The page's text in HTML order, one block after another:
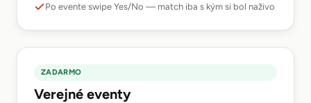
Po evente swipe Yes/No — match iba s kým si bol naživo
ZADARMO
Verejné eventy